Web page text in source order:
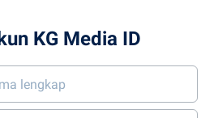
KG Media ID